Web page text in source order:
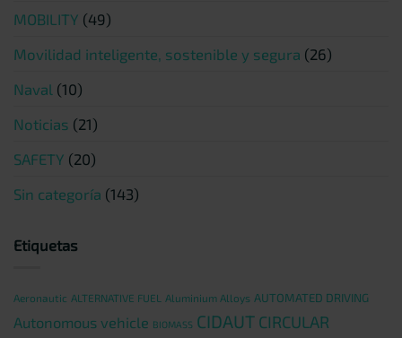
MOBILITY (49)
Movilidad inteligente, sostenible y segura (26)
Naval (10)
Noticias (21)
SAFETY (20)
Sin categoría (143)
Etiquetas
Aeronautic ALTERNATIVE FUEL Aluminium Alloys AUTOMATED DRIVING
Autonomous vehicle BIOMASS CIDAUT CIRCULAR